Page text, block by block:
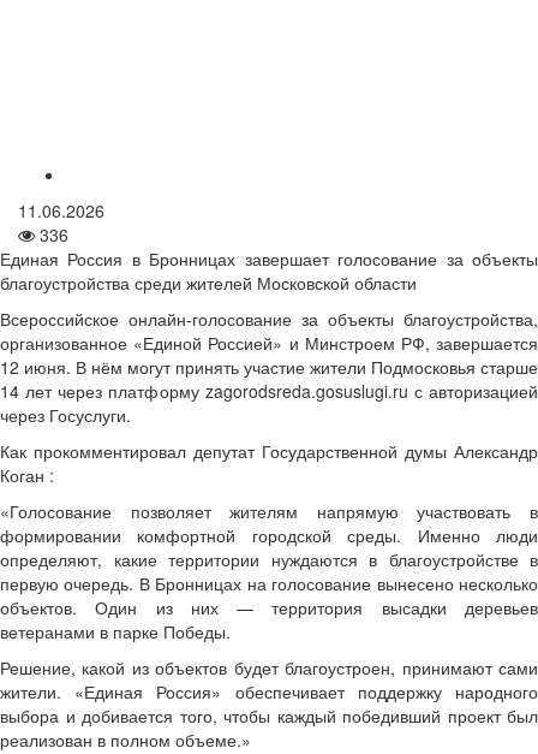
11.06.2026
336
Единая Россия в Бронницах завершает голосование за объекты
благоустройства среди жителей Московской области
Всероссийское онлайн-голосование за объекты благоустройства,
организованное «Единой Россией» и Минстроем РФ, завершается
12 июня. В нём могут принять участие жители Подмосковья старше
14 лет через платформу zagorodsreda.gosuslugi.ru с авторизацией
через Госуслуги.
Как прокомментировал депутат Государственной думы Александр
Коган :
«Голосование позволяет жителям напрямую участвовать в
формировании комфортной городской среды. Именно люди
определяют, какие территории нуждаются в благоустройстве в
первую очередь. В Бронницах на голосование вынесено несколько
объектов. Один из них — территория высадки деревьев
ветеранами в парке Победы.
Решение, какой из объектов будет благоустроен, принимают сами
жители. «Единая Россия» обеспечивает поддержку народного
выбора и добивается того, чтобы каждый победивший проект был
реализован в полном объеме.»